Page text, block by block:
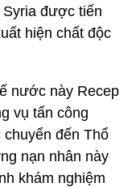
được tiến
hiện chất độc
nước này Recep
vụ tấn công
đến Thổ
nạn nhân này
khám nghiệm